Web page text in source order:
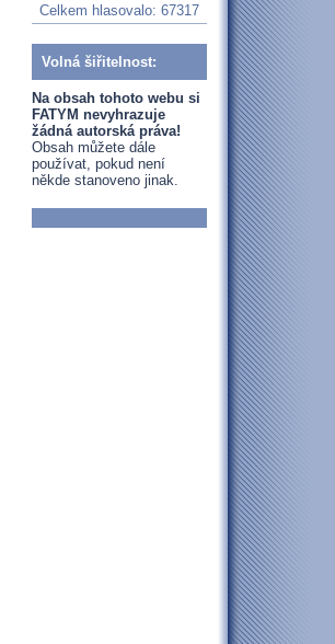
Celkem hlasovalo: 67317
Volná šiřitelnost:
Na obsah tohoto webu si
FATYM nevyhrazuje
žádná autorská práva!
Obsah můžete dále
používat, pokud není
někde stanoveno jinak.